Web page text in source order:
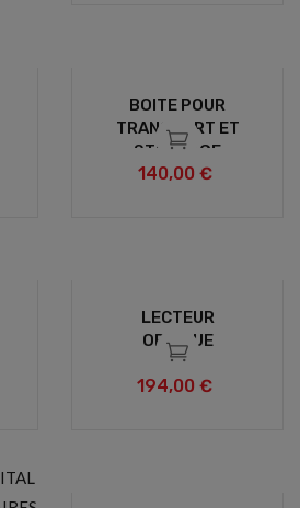
BOITE POUR
TRANSPORT ET
STOCKAGE
140,00 €
LECTEUR
OPTIQUE
194,00 €